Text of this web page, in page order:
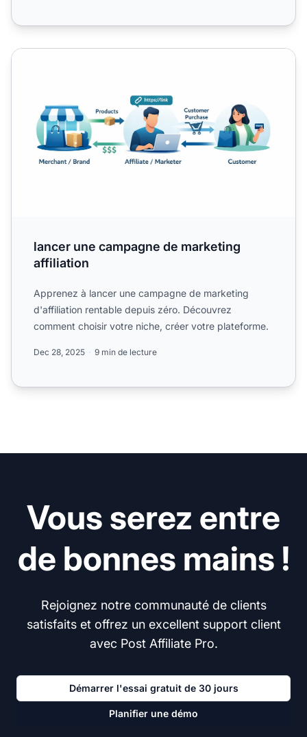
lancer une campagne de marketing affiliation
lancer une campagne de marketing
affiliation
Apprenez à lancer une campagne de marketing
d'affiliation rentable depuis zéro. Découvrez
comment choisir votre niche, créer votre plateforme.
Dec 28, 2025 9 min de lecture
Vous serez entre
de bonnes mains !
Rejoignez notre communauté de clients
satisfaits et offrez un excellent support client
avec Post Affiliate Pro.
Démarrer l'essai gratuit de 30 jours
Planifier une démo